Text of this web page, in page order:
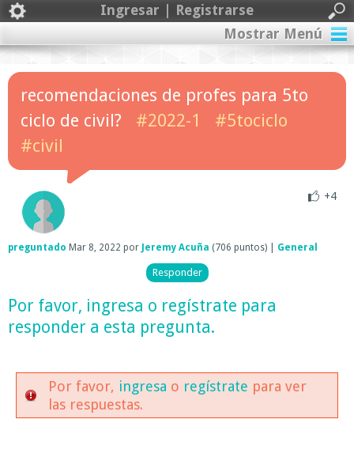
Ingresar | Registrarse
Mostrar Menú
recomendaciones de profes para 5to
ciclo de civil?
#2022-1
#5tociclo
#civil
+4
preguntado Mar 8, 2022 por Jeremy Acuña (706 puntos) General
Por favor, ingresa o regístrate para
responder a esta pregunta.
Por favor, ingresa o regístrate para ver
las respuestas.